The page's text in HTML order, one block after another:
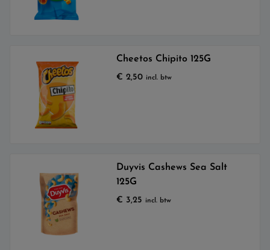
Cheetos Chipito 125G
€ 2,50 incl. btw
Duyvis Cashews Sea Salt
125G
€ 3,25 incl. btw